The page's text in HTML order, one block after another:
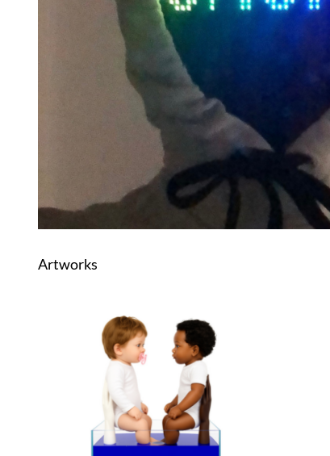
Artworks